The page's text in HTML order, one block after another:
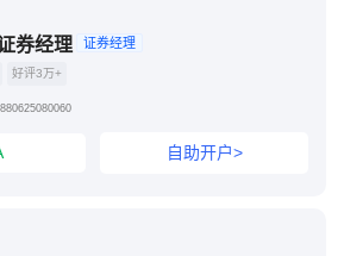
券经理 证券经理
好评3万+
自助开户>